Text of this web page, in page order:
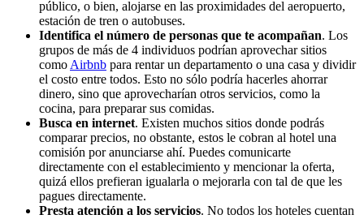
público, o bien, alojarse en las proximidades del aeropuerto,
estación de tren o autobuses.
Identifica el número de personas que te acompañan. Los
grupos de más de 4 individuos podrían aprovechar sitios
como Airbnb para rentar un departamento o una casa y dividir
el costo entre todos. Esto no sólo podría hacerles ahorrar
dinero, sino que aprovecharían otros servicios, como la
cocina, para preparar sus comidas.
Busca en internet. Existen muchos sitios donde podrás
comparar precios, no obstante, estos le cobran al hotel una
comisión por anunciarse ahí. Puedes comunicarte
directamente con el establecimiento y mencionar la oferta,
quizá ellos prefieran igualarla o mejorarla con tal de que les
pagues directamente.
Presta atención a los servicios. No todos los hoteles cuentan